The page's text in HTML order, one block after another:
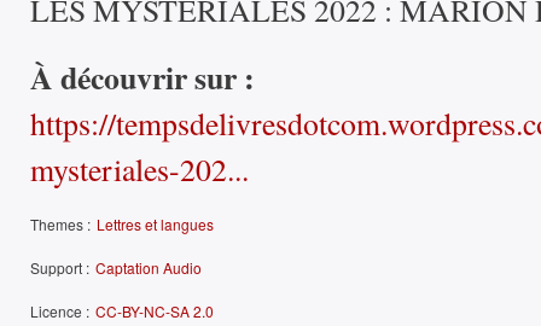
LES MYSTERIALES 2022 : MARION
À découvrir sur :
https://
mysteriales-202...
Themes : Lettres et langues
Support : Captation Audio
Licence : CC-BY-NC-SA 2.0